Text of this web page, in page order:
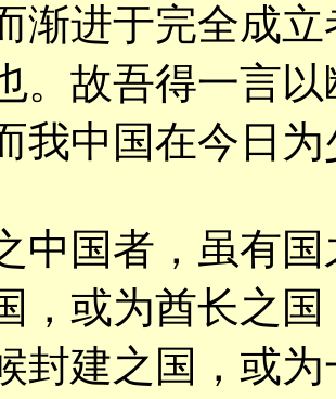
渐进于完全成立
。故吾得一言
我中国在今日
中国者，虽有
，或为酋长之国
封建之国，或